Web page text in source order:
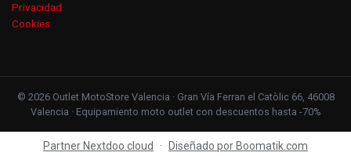
Privacidad
Cookies
© 2026 Outlet MotoStore Valencia · Gran Vía Ferran el Catòlic 66, 46008
Valencia · Equipamiento moto outlet con descuentos hasta -70%
Partner Nextdoo.cloud · Diseñado por Boomatik.com